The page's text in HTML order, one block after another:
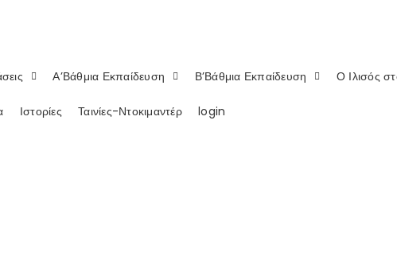
Α’Βάθμια Εκπαίδευση Β’Βάθμια Εκπαίδευση Ο Ιλισός
Ιστορίες Ταινίες-Ντοκιμαντέρ login